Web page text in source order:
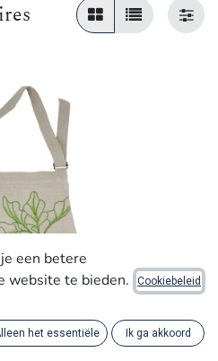
een betere
website te bieden.
Cookiebeleid
het essentiële Ik ga akkoord